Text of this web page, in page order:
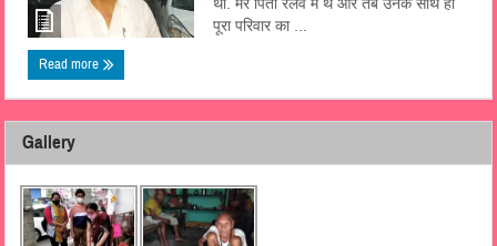
पूरा परिवार का ...
Read more
Gallery